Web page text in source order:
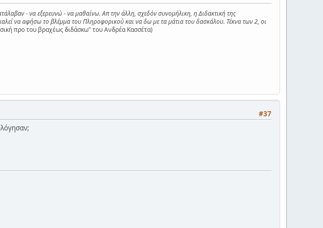
- να εξερευνώ - να μαθαίνω. Απ την άλλη, σχεδόν συνομήλικη, η Διδακτική της
να αφήσω το βλέμμα του Πληροφορικού και να δω με τα μάτια του δασκάλου. Τέκνα των 2, οι
προ του βραχέως διδάσκω" του Ανδρέα Κασσέτα)
#37